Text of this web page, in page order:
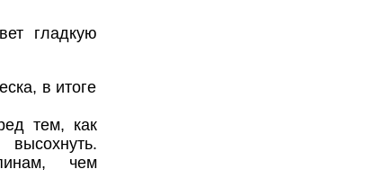
гладкую
в итоге
тем, как
чем